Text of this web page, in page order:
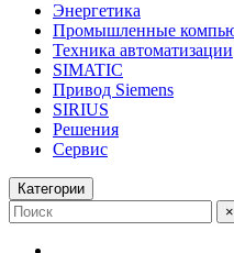
Энергетика
Промышленные
Техника автоматизации
SIMATIC
Привод Siemens
SIRIUS
Решения
Сервис
Категории
×